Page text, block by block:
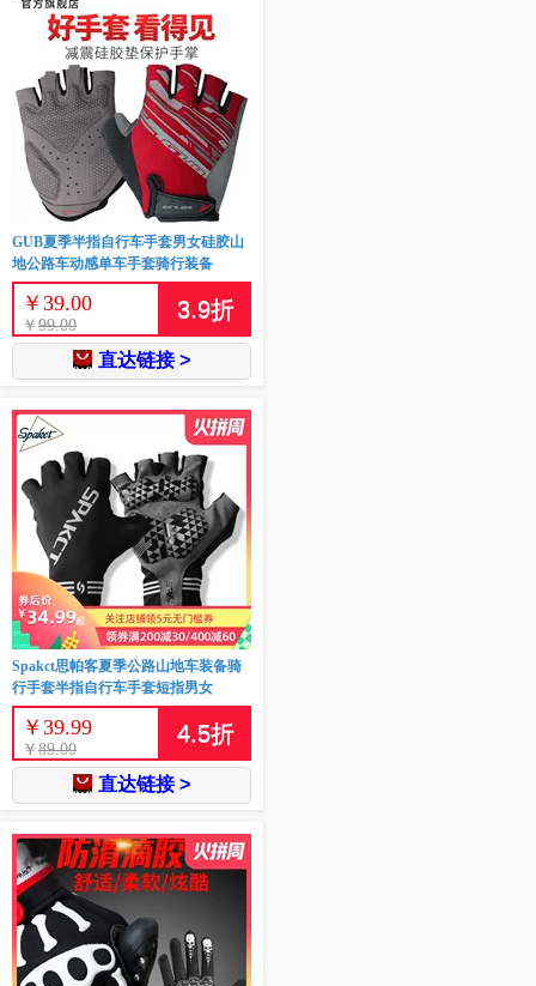
GUB夏季半指自行车手套男女硅胶山
地公路车动感单车手套骑行装备
￥ 39.00
￥ 99.00
3.9折
直达链接 >
Spakct思帕客夏季公路山地车装备骑
行手套半指自行车手套短指男女
￥ 39.99
￥ 89.00
4.5折
直达链接 >